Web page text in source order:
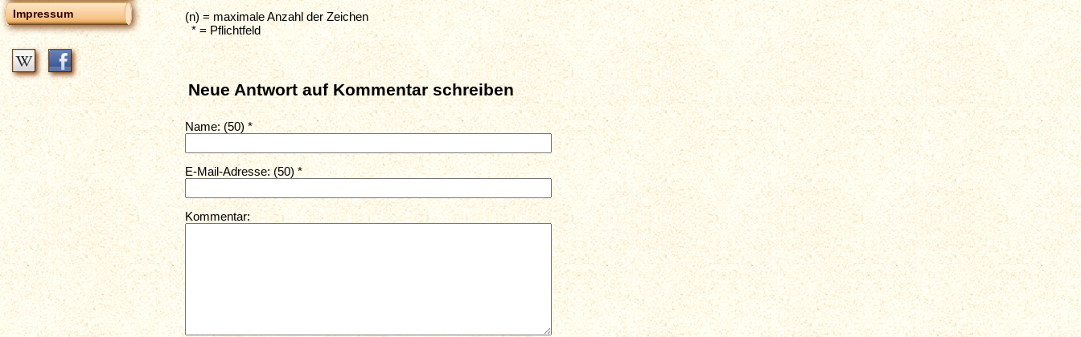
Impressum
(n) = maximale Anzahl der Zeichen
* = Pflichtfeld
Neue Antwort auf Kommentar schreiben
Name: (50) *
E-Mail-Adresse: (50) *
Kommentar: